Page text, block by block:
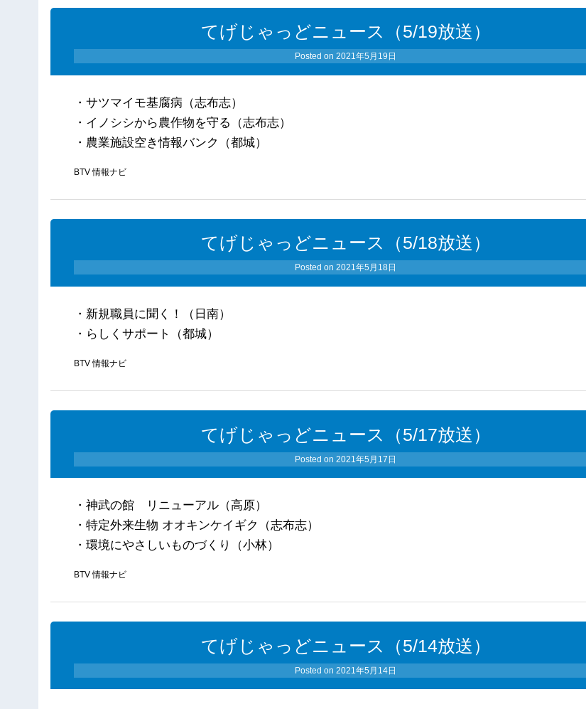
てげじゃっどニュース（5/19放送）
Posted on2021年5月19日
・サツマイモ基腐病（志布志）
・イノシシから農作物を守る（志布志）
・農業施設空き情報バンク（都城）
BTV 情報ナビ
てげじゃっどニュース（5/18放送）
Posted on2021年5月18日
・新規職員に聞く！（日南）
・らしくサポート（都城）
BTV 情報ナビ
てげじゃっどニュース（5/17放送）
Posted on2021年5月17日
・神武の館 リニューアル（高原）
・特定外来生物 オオキンケイギク（志布志）
・環境にやさしいものづくり（小林）
BTV 情報ナビ
てげじゃっどニュース（5/14放送）
Posted on2021年5月14日